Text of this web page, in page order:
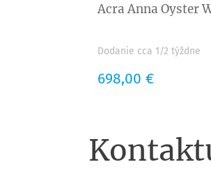
Acra Anna Oyster
Dodanie cca 1/2 týždne
Cena
698,00 €